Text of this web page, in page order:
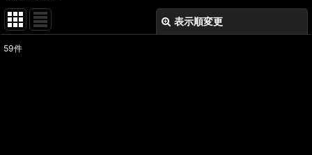
表示順変更
59件